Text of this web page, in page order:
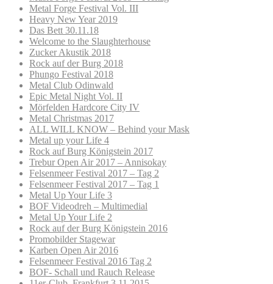
Metal Forge Festival Vol. III
Heavy New Year 2019
Das Bett 30.11.18
Welcome to the Slaughterhouse
Zucker Akustik 2018
Rock auf der Burg 2018
Phungo Festival 2018
Metal Club Odinwald
Epic Metal Night Vol. II
Mörfelden Hardcore City IV
Metal Christmas 2017
ALL WILL KNOW – Behind your Mask
Metal up your Life 4
Rock auf Burg Königstein 2017
Trebur Open Air 2017 – Annisokay
Felsenmeer Festival 2017 – Tag 2
Felsenmeer Festival 2017 – Tag 1
Metal Up Your Life 3
BOF Videodreh – Multimedial
Metal Up Your Life 2
Rock auf der Burg Königstein 2016
Promobilder Stagewar
Karben Open Air 2016
Felsenmeer Festival 2016 Tag 2
BOF- Schall und Rauch Release